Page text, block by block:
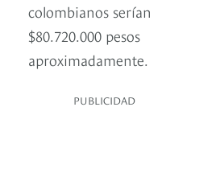
colombianos serían
$80.720.000 pesos
aproximadamente.
PUBLICIDAD